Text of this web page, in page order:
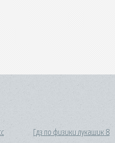
Гдз по физики лукашик 8